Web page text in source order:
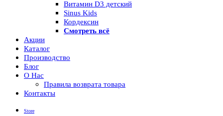
Витамин D3 детский
Sinus Kids
Кордексин
Смотреть всё
Акции
Каталог
Производство
Блог
О Нас
Правила возврата товара
Контакты
Store